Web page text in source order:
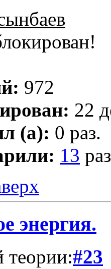
972
22
(а): 0 раз.
13
энергия.
теории:#23